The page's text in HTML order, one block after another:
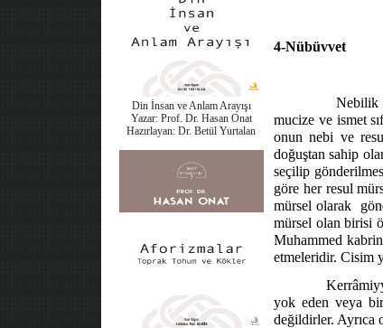
Din İnsan ve Anlam Arayışı
Yazar: Prof. Dr. Hasan Onat
Hazırlayan: Dr. Betül Yurtalan
4-Nübüvvet
Nebilik
mucize ve ismet
onun nebi ve
doğuştan sahip
seçilip
göre her resul
mürsel olarak
mürsel olan birisi
Muhammed
etmeleridir. Cisim
yok eden veya bir
değildirler. Ayrıca